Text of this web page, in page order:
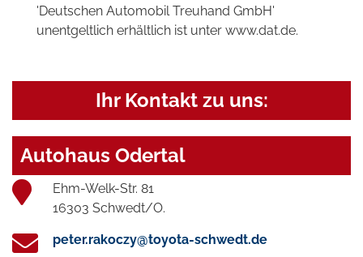
'Deutschen Automobil Treuhand GmbH'
unentgeltlich erhältlich ist unter www.dat.de.
Ihr Kontakt zu uns:
Autohaus Odertal
Ehm-Welk-Str. 81
16303 Schwedt/O.
peter.rakoczy@toyota-schwedt.de